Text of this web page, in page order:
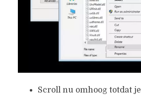
Scroll nu omhoog totdat je